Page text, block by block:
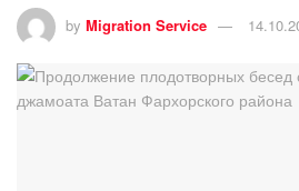
by Migration Service